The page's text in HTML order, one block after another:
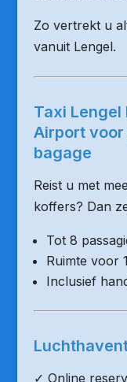
Zo vertrekt u
vanuit Lengel.
Taxi Lengel
Airport
bagage
Reist u met
koffers? Dan
Tot 8
Ruimte voor
Inclusief
✓ Online